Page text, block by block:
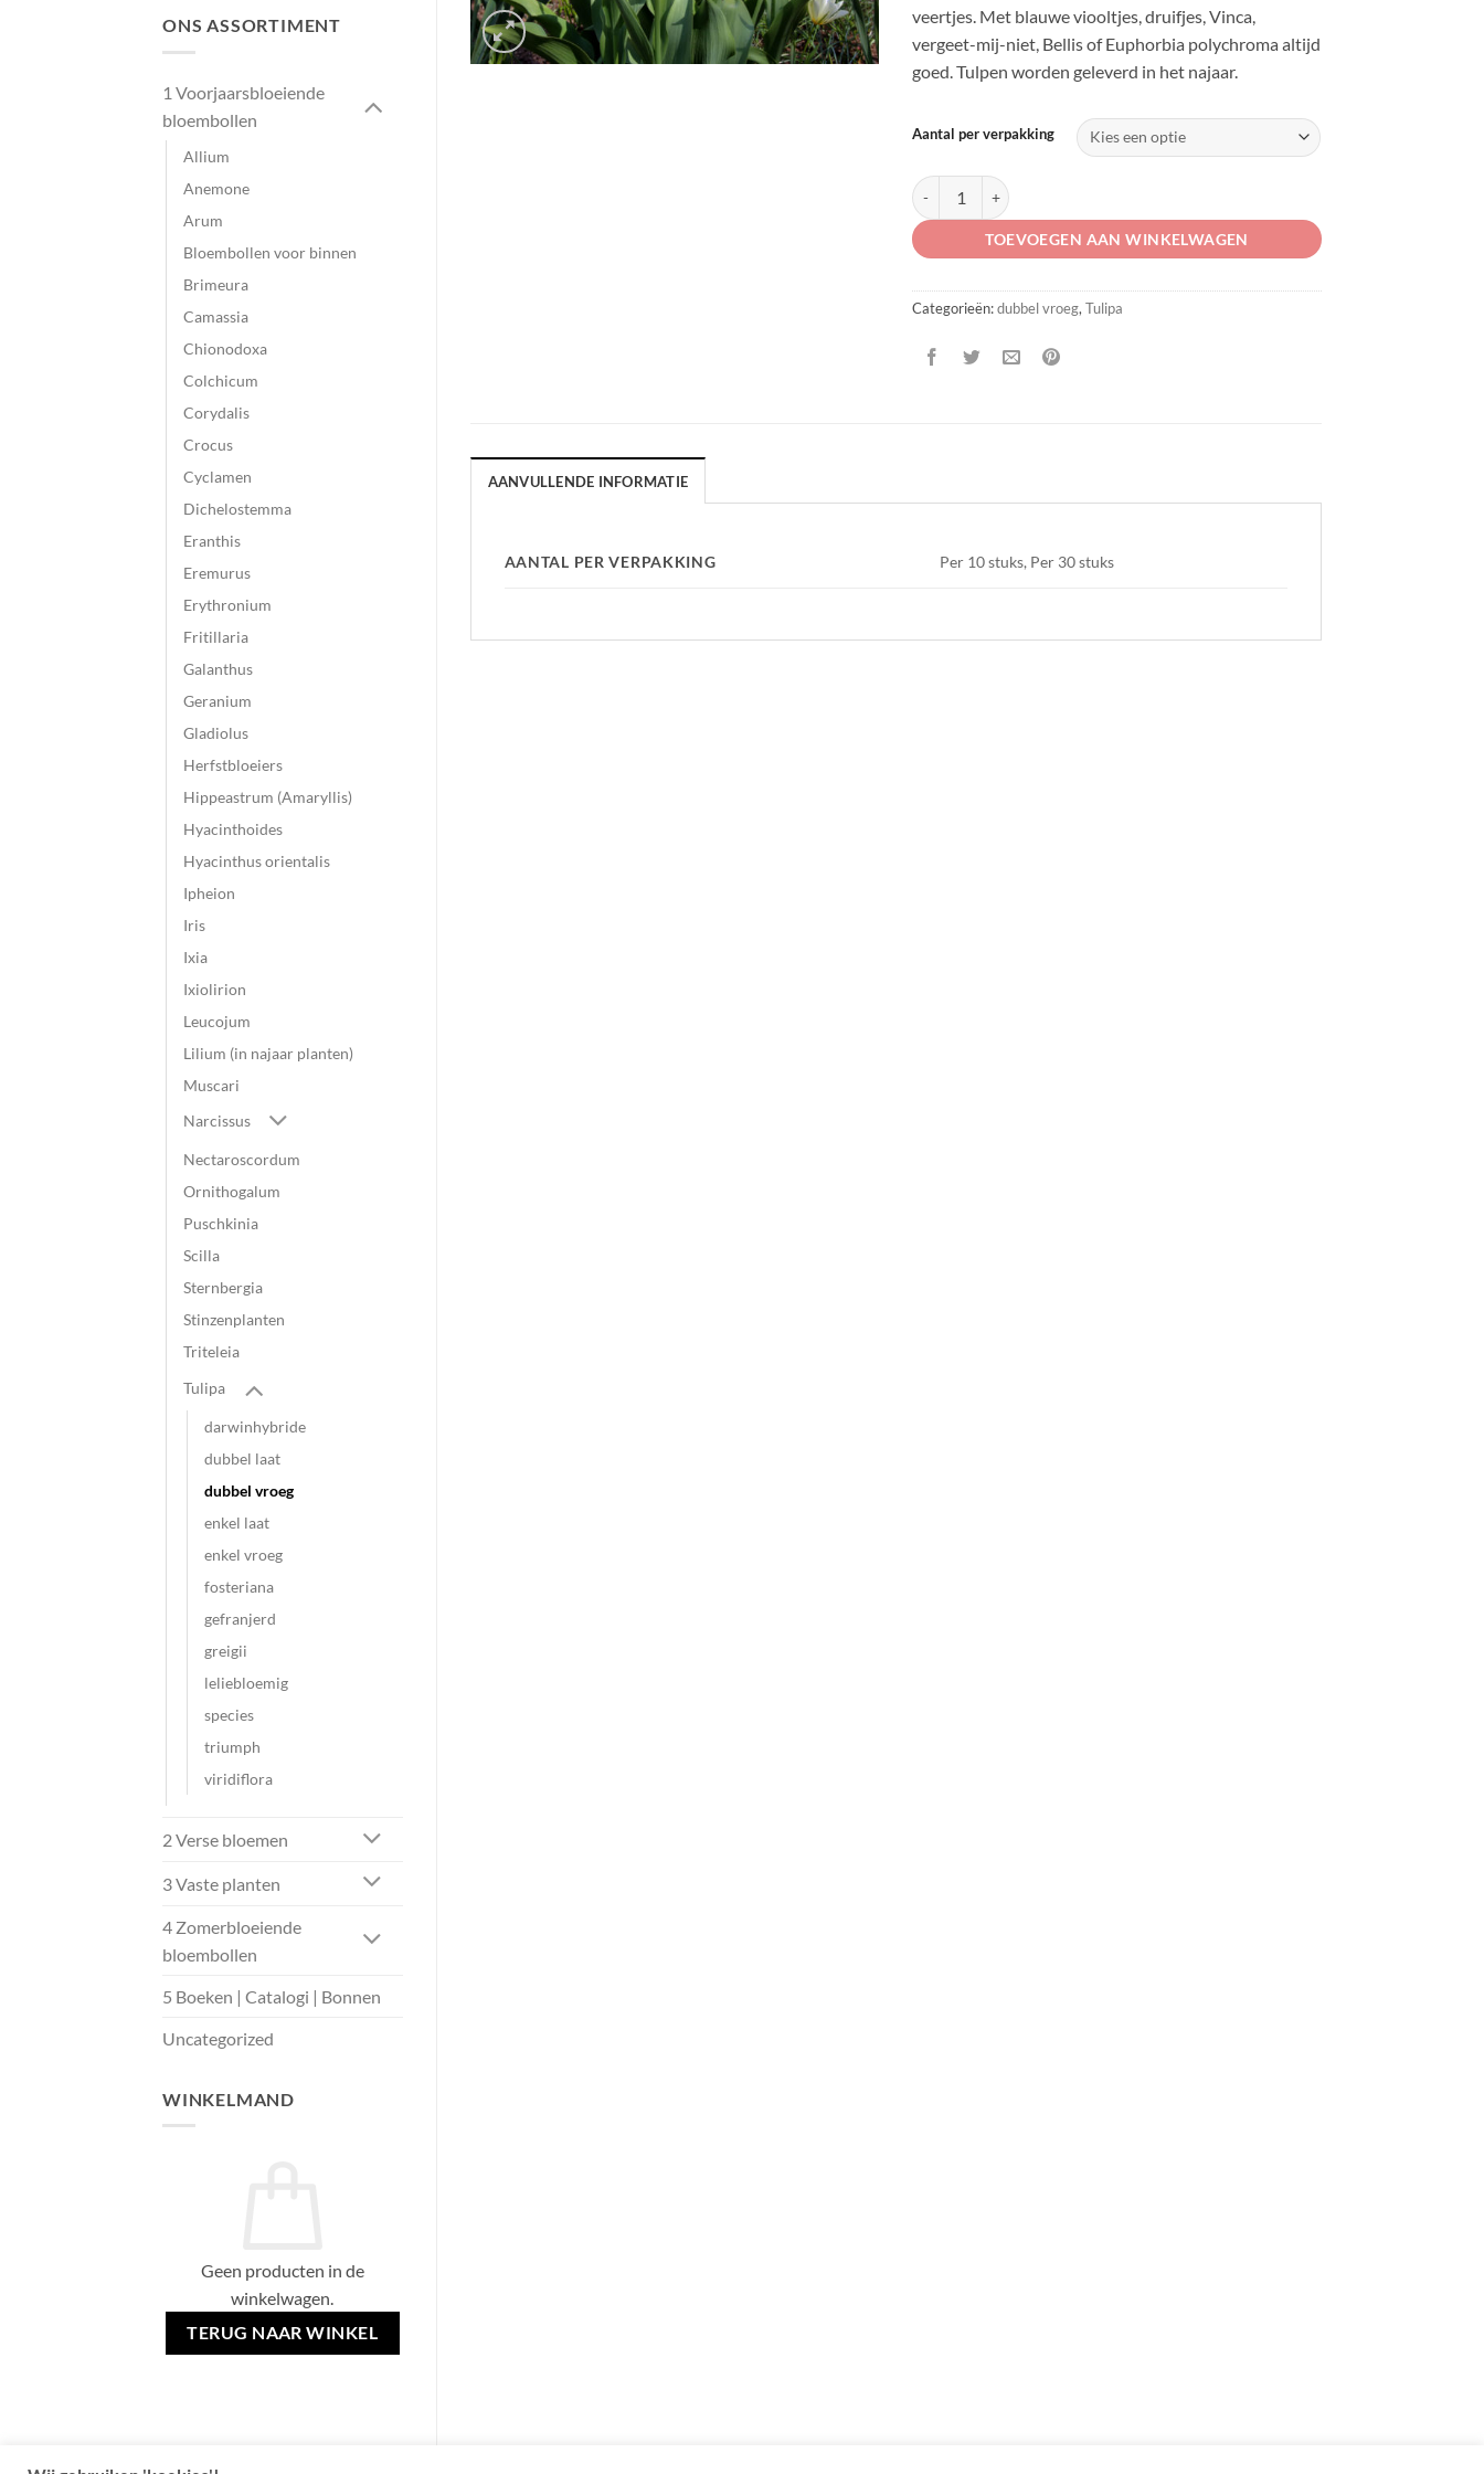
ONS ASSORTIMENT
1 Voorjaarsbloeiende
bloembollen
Allium
Anemone
Arum
Bloembollen voor binnen
Brimeura
Camassia
Chionodoxa
Colchicum
Corydalis
Crocus
Cyclamen
Dichelostemma
Eranthis
Eremurus
Erythronium
Fritillaria
Galanthus
Geranium
Gladiolus
Herfstbloeiers
Hippeastrum (Amaryllis)
Hyacinthoides
Hyacinthus orientalis
Ipheion
Iris
Ixia
Ixiolirion
Leucojum
Lilium (in najaar planten)
Muscari
Narcissus
Nectaroscordum
Ornithogalum
Puschkinia
Scilla
Sternbergia
Stinzenplanten
Triteleia
Tulipa
darwinhybride
dubbel laat
dubbel vroeg
enkel laat
enkel vroeg
fosteriana
gefranjerd
greigii
leliebloemig
species
triumph
viridiflora
2 Verse bloemen
3 Vaste planten
4 Zomerbloeiende
bloembollen
5 Boeken | Catalogi | Bonnen
Uncategorized
WINKELMAND
Geen producten in de
winkelwagen.
TERUG NAAR WINKEL
veertjes. Met blauwe viooltjes, druifjes, Vinca,
vergeet-mij-niet, Bellis of Euphorbia polychroma altijd
goed. Tulpen worden geleverd in het najaar.
Aantal per verpakking
Tulipa 'White Valley' aantal
TOEVOEGEN AAN WINKELWAGEN
Categorieën:dubbel vroeg,Tulipa
AANVULLENDE INFORMATIE
AANTAL PER VERPAKKING Per 10 stuks, Per 30 stuks